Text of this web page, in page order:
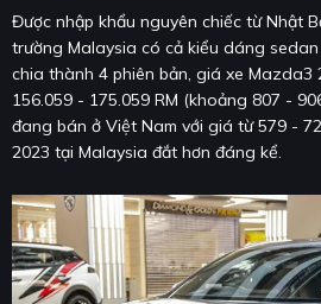
Được nhập khẩu nguyên chiếc từ Nhật
trường Malaysia có cả kiểu dáng
chia thành 4 phiên bản, giá xe
156.059 - 175.059 RM (khoảng 807 -
đang bán ở Việt Nam với giá từ 579 -
2023 tại Malaysia đắt hơn đáng kể.